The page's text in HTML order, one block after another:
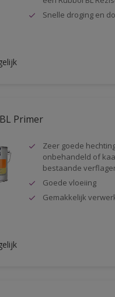
Snelle droging en
Primer
Zeer goede
onbehandeld of
bestaande
Goede vloeiing
Gemakkelijk